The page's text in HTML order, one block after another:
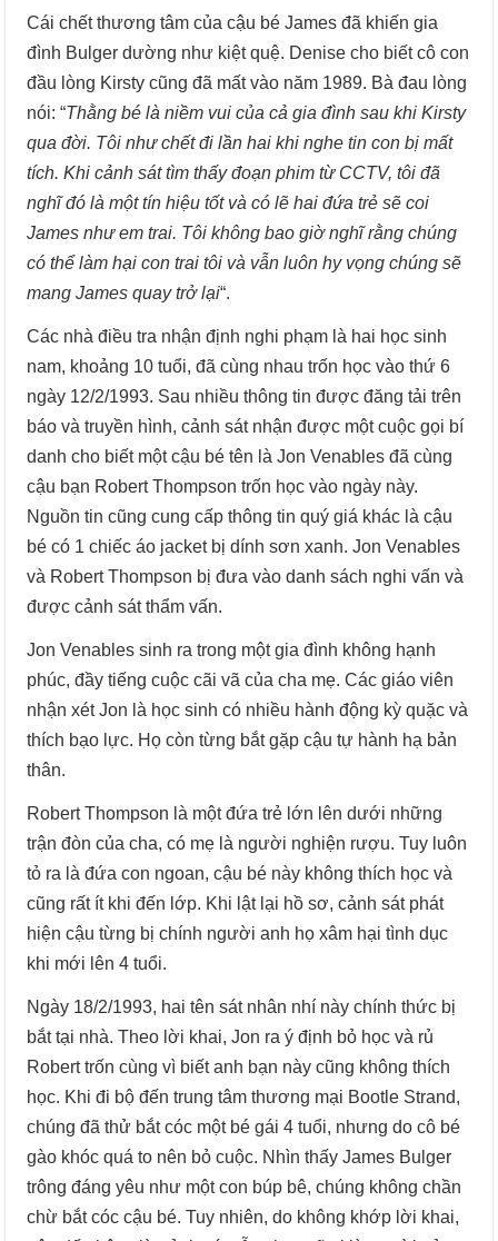
Cái chết thương tâm của cậu bé James đã khiến gia
đình Bulger dường như kiệt quệ. Denise cho biết cô con
đầu lòng Kirsty cũng đã mất vào năm 1989. Bà đau lòng
nói: “Thằng bé là niềm vui của cả gia đình sau khi Kirsty
qua đời. Tôi như chết đi lần hai khi nghe tin con bị mất
tích. Khi cảnh sát tìm thấy đoạn phim từ CCTV, tôi đã
nghĩ đó là một tín hiệu tốt và có lẽ hai đứa trẻ sẽ coi
James như em trai. Tôi không bao giờ nghĩ rằng chúng
có thể làm hại con trai tôi và vẫn luôn hy vọng chúng sẽ
mang James quay trở lại“.
Các nhà điều tra nhận định nghi phạm là hai học sinh
nam, khoảng 10 tuổi, đã cùng nhau trốn học vào thứ 6
ngày 12/2/1993. Sau nhiều thông tin được đăng tải trên
báo và truyền hình, cảnh sát nhận được một cuộc gọi bí
danh cho biết một cậu bé tên là Jon Venables đã cùng
cậu bạn Robert Thompson trốn học vào ngày này.
Nguồn tin cũng cung cấp thông tin quý giá khác là cậu
bé có 1 chiếc áo jacket bị dính sơn xanh. Jon Venables
và Robert Thompson bị đưa vào danh sách nghi vấn và
được cảnh sát thẩm vấn.
Jon Venables sinh ra trong một gia đình không hạnh
phúc, đầy tiếng cuộc cãi vã của cha mẹ. Các giáo viên
nhận xét Jon là học sinh có nhiều hành động kỳ quặc và
thích bạo lực. Họ còn từng bắt gặp cậu tự hành hạ bản
thân.
Robert Thompson là một đứa trẻ lớn lên dưới những
trận đòn của cha, có mẹ là người nghiện rượu. Tuy luôn
tỏ ra là đứa con ngoan, cậu bé này không thích học và
cũng rất ít khi đến lớp. Khi lật lại hồ sơ, cảnh sát phát
hiện cậu từng bị chính người anh họ xâm hại tình dục
khi mới lên 4 tuổi.
Ngày 18/2/1993, hai tên sát nhân nhí này chính thức bị
bắt tại nhà. Theo lời khai, Jon ra ý định bỏ học và rủ
Robert trốn cùng vì biết anh bạn này cũng không thích
học. Khi đi bộ đến trung tâm thương mại Bootle Strand,
chúng đã thử bắt cóc một bé gái 4 tuổi, nhưng do cô bé
gào khóc quá to nên bỏ cuộc. Nhìn thấy James Bulger
trông đáng yêu như một con búp bê, chúng không chần
chừ bắt cóc cậu bé. Tuy nhiên, do không khớp lời khai,